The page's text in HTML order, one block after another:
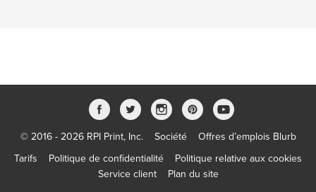
© 2016 - 2026 RPI Print, Inc. Société
Offres d’emplois Blurb
Tarifs
Politique de confidentialité
Politique relative aux cookies
Service client
Plan du site